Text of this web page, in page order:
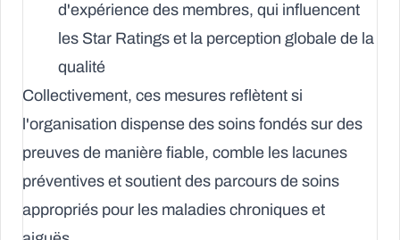
d'expérience des membres, qui influencent
les Star Ratings et la perception globale de la
qualité
Collectivement, ces mesures reflètent si
l'organisation dispense des soins fondés sur des
preuves de manière fiable, comble les lacunes
préventives et soutient des parcours de soins
appropriés pour les maladies chroniques et